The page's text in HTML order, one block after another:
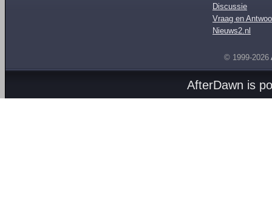
Discussie
Vraag en
Nieuws2.nl
© 1999-2026
AfterDawn is